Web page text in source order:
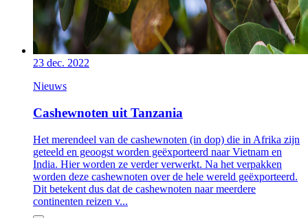
23 dec. 2022
Nieuws
Cashewnoten uit Tanzania
Het merendeel van de cashewnoten (in dop) die in Afrika zijn
geteeld en geoogst worden geëxporteerd naar Vietnam en
India. Hier worden ze verder verwerkt. Na het verpakken
worden deze cashewnoten over de hele wereld geëxporteerd.
Dit betekent dus dat de cashewnoten naar meerdere
continenten reizen v...